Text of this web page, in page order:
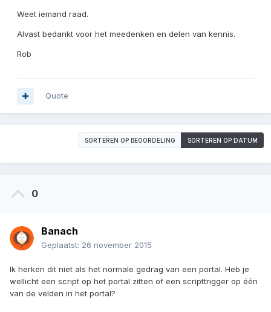
Weet iemand raad.
Alvast bedankt voor het meedenken en delen van kennis.
Rob
Quote
SORTEREN OP BEOORDELING SORTEREN OP DATUM
0
Banach
Geplaatst: 26 november 2015
Ik herken dit niet als het normale gedrag van een portal. Heb je
wellicht een script op het portal zitten of een scripttrigger op één
van de velden in het portal?